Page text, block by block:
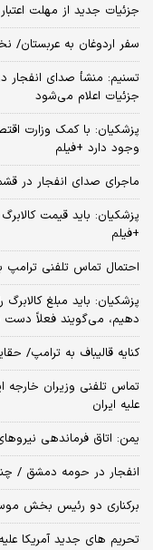
جزئیات جدید از مهلت اعتبار
سفر اردوغان به عربستان/
تسنیم: منشأ صدای
جزئیات اعلام می‌شود
پزشکیان: با کمک وزارت
وجود دارد +فیلم
ماجرای صدای انفجار در
پزشکیان: باید قیمت
+فیلم
احتمال تماس تلفنی ترامپ
پزشکیان: باید مبلغ
دهیم، می‌گویند فعلاً دست
کنایه قالیباف به ترامپ/
تماس تلفنی وزیران خارجه
علیه ایران
یمن: اتاق فرماندهی
انفجار در حومه دمشق /
برکناری دو رئیس بخش
تحریم های جدید آمریکا